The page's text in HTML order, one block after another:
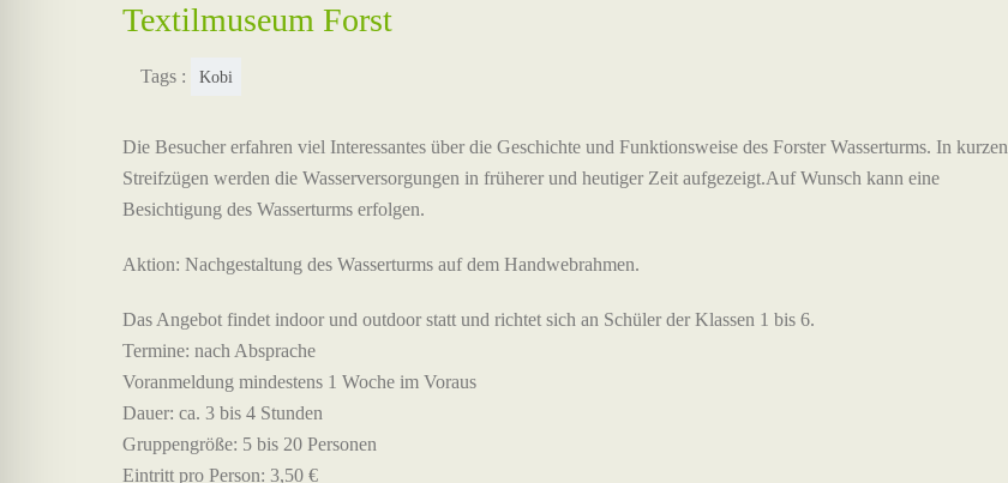
Textilmuseum Forst
Tags : Kobi
Die Besucher erfahren viel Interessantes über die Geschichte und Funktionsweise des Forster Wasserturms. In kurzen
Streifzügen werden die Wasserversorgungen in früherer und heutiger Zeit aufgezeigt.Auf Wunsch kann eine
Besichtigung des Wasserturms erfolgen.
Aktion: Nachgestaltung des Wasserturms auf dem Handwebrahmen.
Das Angebot findet indoor und outdoor statt und richtet sich an Schüler der Klassen 1 bis 6.
Termine: nach Absprache
Voranmeldung mindestens 1 Woche im Voraus
Dauer: ca. 3 bis 4 Stunden
Gruppengröße: 5 bis 20 Personen
Eintritt pro Person: 3,50 €